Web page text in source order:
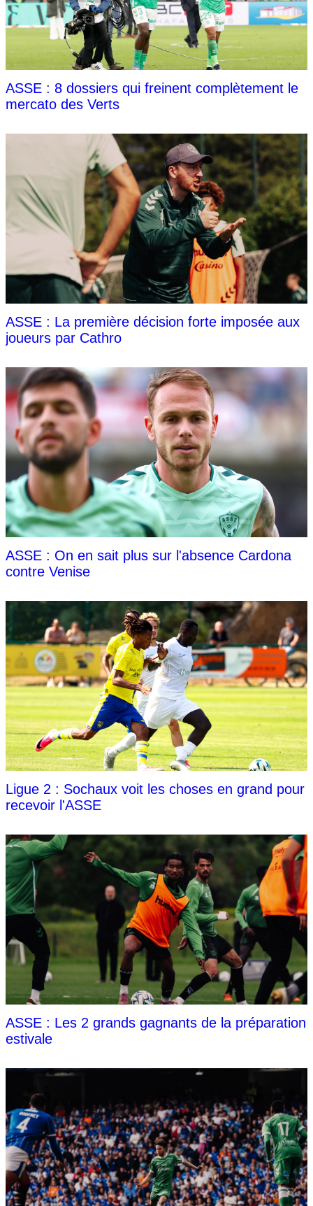
ASSE : 8 dossiers qui freinent complètement le
mercato des Verts
ASSE : La première décision forte imposée aux
joueurs par Cathro
ASSE : On en sait plus sur l'absence Cardona
contre Venise
Ligue 2 : Sochaux voit les choses en grand pour
recevoir l'ASSE
ASSE : Les 2 grands gagnants de la préparation
estivale